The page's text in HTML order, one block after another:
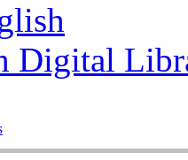
Digital